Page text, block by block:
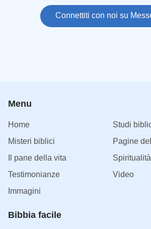
Connettiti con noi su
Menu
Home
Studi
Misteri biblici
Pagine
Il pane della vita
Testimonianze
Video
Immagini
Bibbia facile